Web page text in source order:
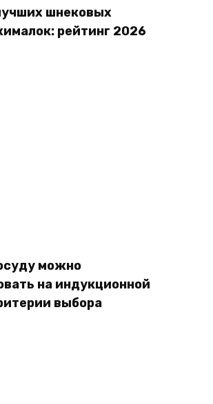
шнековых
рейтинг 2026
можно
на индукционной
выбора